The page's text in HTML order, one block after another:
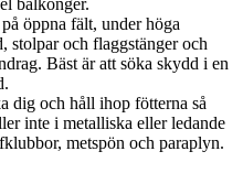
balkonger.
öppna fält, under höga
stolpar och flaggstänger och
Bäst är att söka skydd i en
dig och håll ihop fötterna så
inte i metalliska eller ledande
metspön och paraplyn.